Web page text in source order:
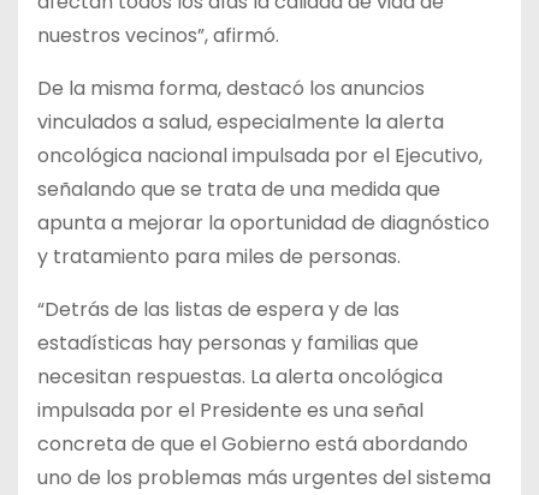
nuestros vecinos”, afirmó.
De la misma forma, destacó los anuncios
vinculados a salud, especialmente la alerta
oncológica nacional impulsada por el Ejecutivo,
señalando que se trata de una medida que
apunta a mejorar la oportunidad de diagnóstico
y tratamiento para miles de personas.
“Detrás de las listas de espera y de las
estadísticas hay personas y familias que
necesitan respuestas. La alerta oncológica
impulsada por el Presidente es una señal
concreta de que el Gobierno está abordando
uno de los problemas más urgentes del sistema